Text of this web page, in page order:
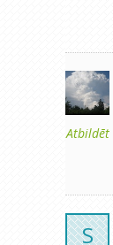
Atbildēt
S